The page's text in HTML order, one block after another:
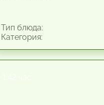
блюда: